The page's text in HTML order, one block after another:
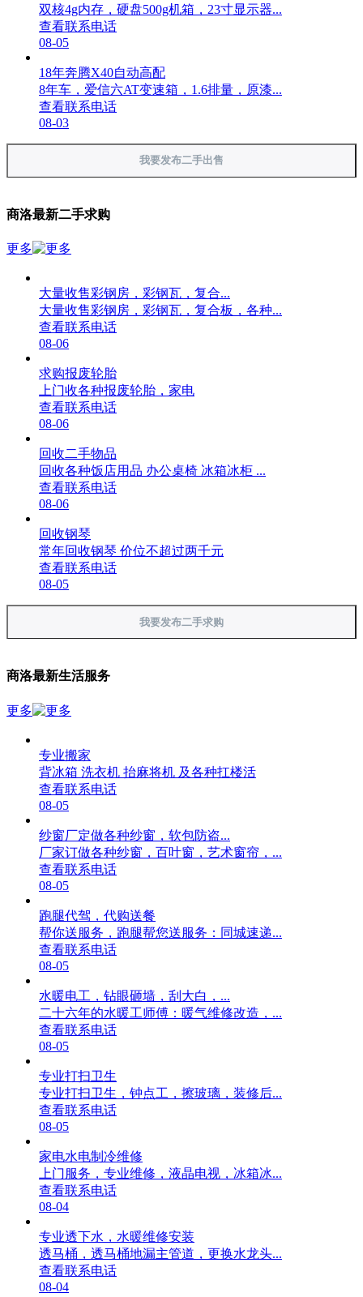
双核4g内存，硬盘500g机箱，23寸显示器...
查看联系电话
08-05
18年奔腾X40自动高配
8年车，爱信六AT变速箱，1.6排量，原漆...
查看联系电话
08-03
我要发布二手出售
商洛最新二手求购
更多
大量收售彩钢房，彩钢瓦，复合...
大量收售彩钢房，彩钢瓦，复合板，各种...
查看联系电话
08-06
求购报废轮胎
上门收各种报废轮胎，家电
查看联系电话
08-06
回收二手物品
回收各种饭店用品 办公桌椅 冰箱冰柜 ...
查看联系电话
08-06
回收钢琴
常年回收钢琴 价位不超过两千元
查看联系电话
08-05
我要发布二手求购
商洛最新生活服务
更多
专业搬家
背冰箱 洗衣机 抬麻将机 及各种扛楼活
查看联系电话
08-05
纱窗厂定做各种纱窗，软包防盗...
厂家订做各种纱窗，百叶窗，艺术窗帘，...
查看联系电话
08-05
跑腿代驾，代购送餐
帮你送服务，跑腿帮您送服务：同城速递...
查看联系电话
08-05
水暖电工，钻眼砸墙，刮大白，...
二十六年的水暖工师傅：暖气维修改造，...
查看联系电话
08-05
专业打扫卫生
专业打扫卫生，钟点工，擦玻璃，装修后...
查看联系电话
08-05
家电水电制冷维修
上门服务，专业维修，液晶电视，冰箱冰...
查看联系电话
08-04
专业透下水，水暖维修安装
透马桶，透马桶地漏主管道，更换水龙头...
查看联系电话
08-04